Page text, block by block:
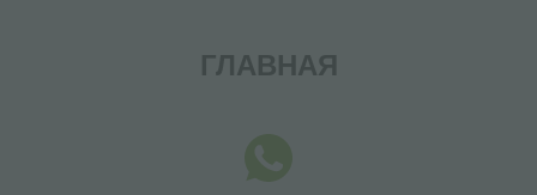
ГЛАВНАЯ